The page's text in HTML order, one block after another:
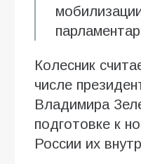
Колесник
числе
Владимира
подготовке к
России их